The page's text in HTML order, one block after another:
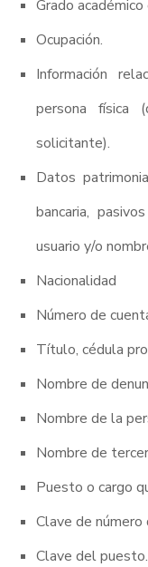
Grado
Ocupación.
Información
persona física
solicitante).
Datos
bancaria,
usuario y/o
Nacionalidad
Número de
Título, cédula
Nombre de
Nombre de la
Nombre de
Puesto o cargo
Clave de
Clave del puesto.